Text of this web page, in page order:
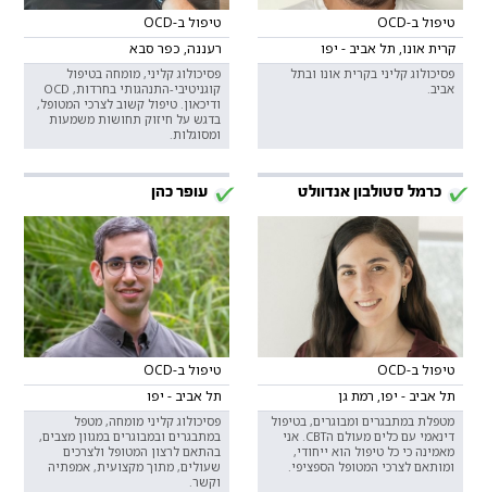
טיפול ב-OCD
קרית אונו, תל אביב - יפו
פסיכולוג קליני בקרית אונו ובתל
אביב.
טיפול ב-OCD
רעננה, כפר סבא
פסיכולוג קליני, מומחה בטיפול
קוגניטיבי-התנהגותי בחרדות, OCD
ודיכאון. טיפול קשוב לצרכי המטופל,
בדגש על חיזוק תחושות משמעות
ומסוגלות.
כרמל סטולבון אנדוולט
טיפול ב-OCD
תל אביב - יפו, רמת גן
מטפלת במתבגרים ומבוגרים, בטיפול
דינאמי עם כלים מעולם הCBT. אני
מאמינה כי כל טיפול הוא ייחודי,
ומותאם לצרכי המטופל הספציפי.
עופר כהן
טיפול ב-OCD
תל אביב - יפו
פסיכולוג קליני מומחה, מטפל
במתבגרים ובמבוגרים במגוון מצבים,
בהתאם לרצון המטופל ולצרכים
שעולים, מתוך מקצועית, אמפתיה
וקשר.